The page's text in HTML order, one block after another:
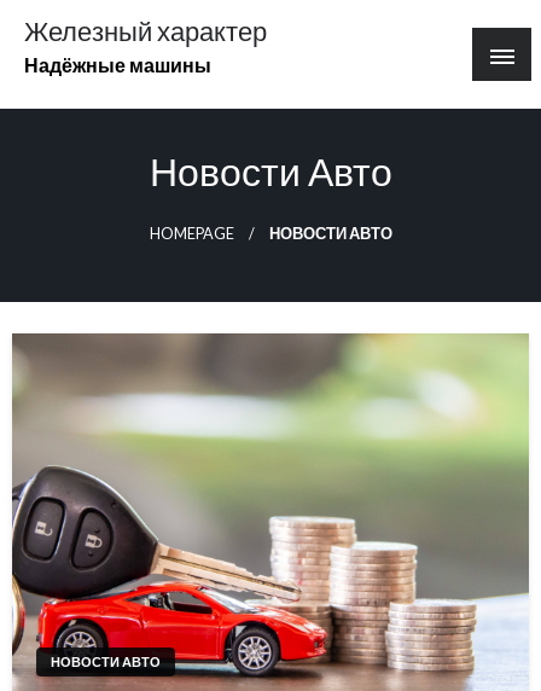
содержимому
Железный характер
Надёжные машины
Новости Авто
HOMEPAGE НОВОСТИ АВТО
НОВОСТИ АВТО